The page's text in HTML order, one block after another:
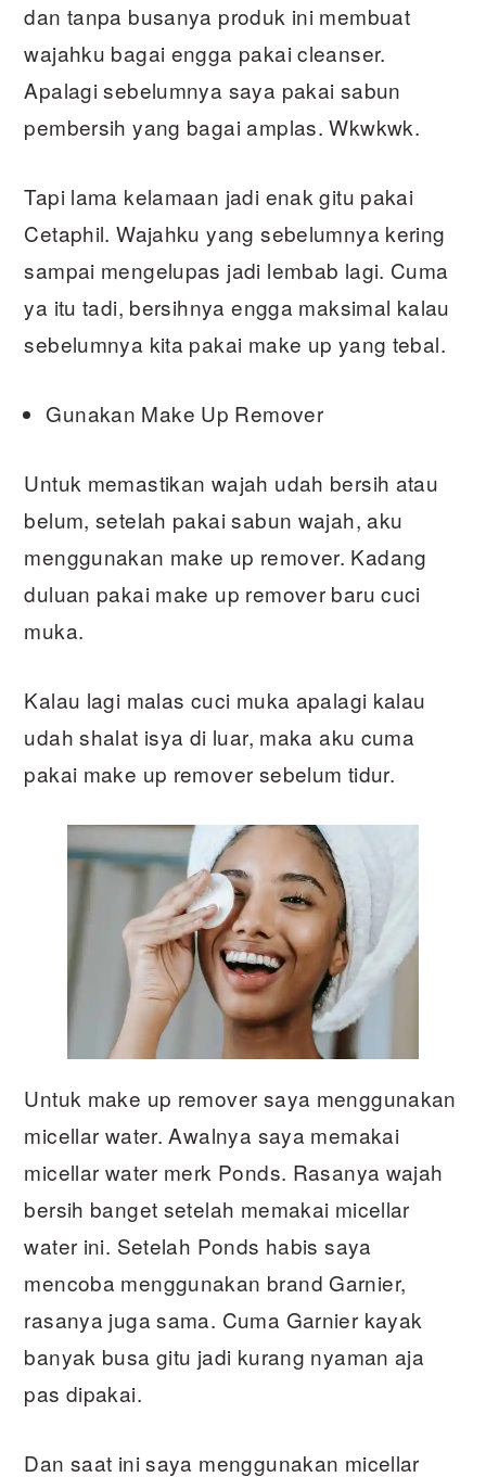
dan tanpa busanya produk ini membuat
wajahku bagai engga pakai cleanser.
Apalagi sebelumnya saya pakai sabun
pembersih yang bagai amplas. Wkwkwk.
Tapi lama kelamaan jadi enak gitu pakai
Cetaphil. Wajahku yang sebelumnya kering
sampai mengelupas jadi lembab lagi. Cuma
ya itu tadi, bersihnya engga maksimal kalau
sebelumnya kita pakai make up yang tebal.
Gunakan Make Up Remover
Untuk memastikan wajah udah bersih atau
belum, setelah pakai sabun wajah, aku
menggunakan make up remover. Kadang
duluan pakai make up remover baru cuci
muka.
Kalau lagi malas cuci muka apalagi kalau
udah shalat isya di luar, maka aku cuma
pakai make up remover sebelum tidur.
Untuk make up remover saya menggunakan
micellar water. Awalnya saya memakai
micellar water merk Ponds. Rasanya wajah
bersih banget setelah memakai micellar
water ini. Setelah Ponds habis saya
mencoba menggunakan brand Garnier,
rasanya juga sama. Cuma Garnier kayak
banyak busa gitu jadi kurang nyaman aja
pas dipakai.
Dan saat ini saya menggunakan micellar